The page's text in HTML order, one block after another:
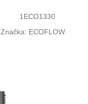
1ECO1330
Značka: ECOFLOW